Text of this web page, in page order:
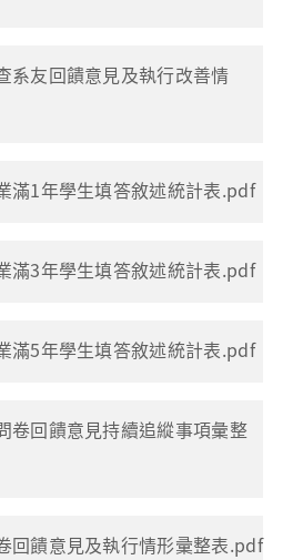
系友回饋意見及執行改善情
滿1年學生填答敘述統計表.pdf
滿3年學生填答敘述統計表.pdf
滿5年學生填答敘述統計表.pdf
卷回饋意見持續追縱事項彙整
回饋意見及執行情形彚整表.pdf